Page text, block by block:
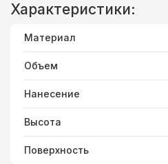
Характеристики:
Материал
Объем
Нанесение
Высота
Поверхность